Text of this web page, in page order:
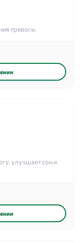
тревоги.
улучшает сон и